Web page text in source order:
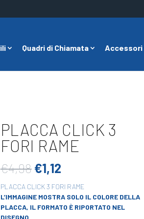
Quadri di Chiamata Accessori
PLACCA CLICK 3
FORI RAME
€4,98 Il
prezzo
originale
era:
€4,98.
€1,12Il
prezzo
attuale
è:
€1,12.
PLACCA CLICK 3 FORI RAME
L’IMMAGINE MOSTRA SOLO IL COLORE DELLA
PLACCA, IL FORMATO È RIPORTATO NEL